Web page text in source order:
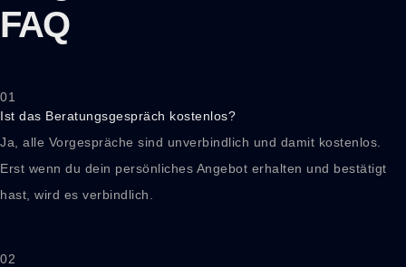
FAQ
01
Ist das Beratungsgespräch kostenlos?
Ja, alle Vorgespräche sind unverbindlich und damit kostenlos.
Erst wenn du dein persönliches Angebot erhalten und bestätigt
hast, wird es verbindlich.
02